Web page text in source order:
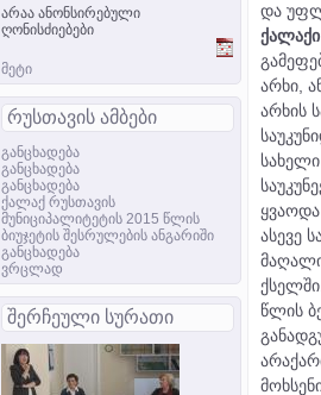
არაა ანონსირებული
ღონისძიებები
მეტი
რუსთავის ამბები
განცხადება
განცხადება
განცხადება
ქალაქ რუსთავის
მუნიციპალიტეტის 2015 წლის
ბიუჯეტის შესრულების ანგარიში
განცხადება
ვრცლად
შერჩეული სურათი
და
ქალაქი
არხი,
არხის
ასევე
წლის